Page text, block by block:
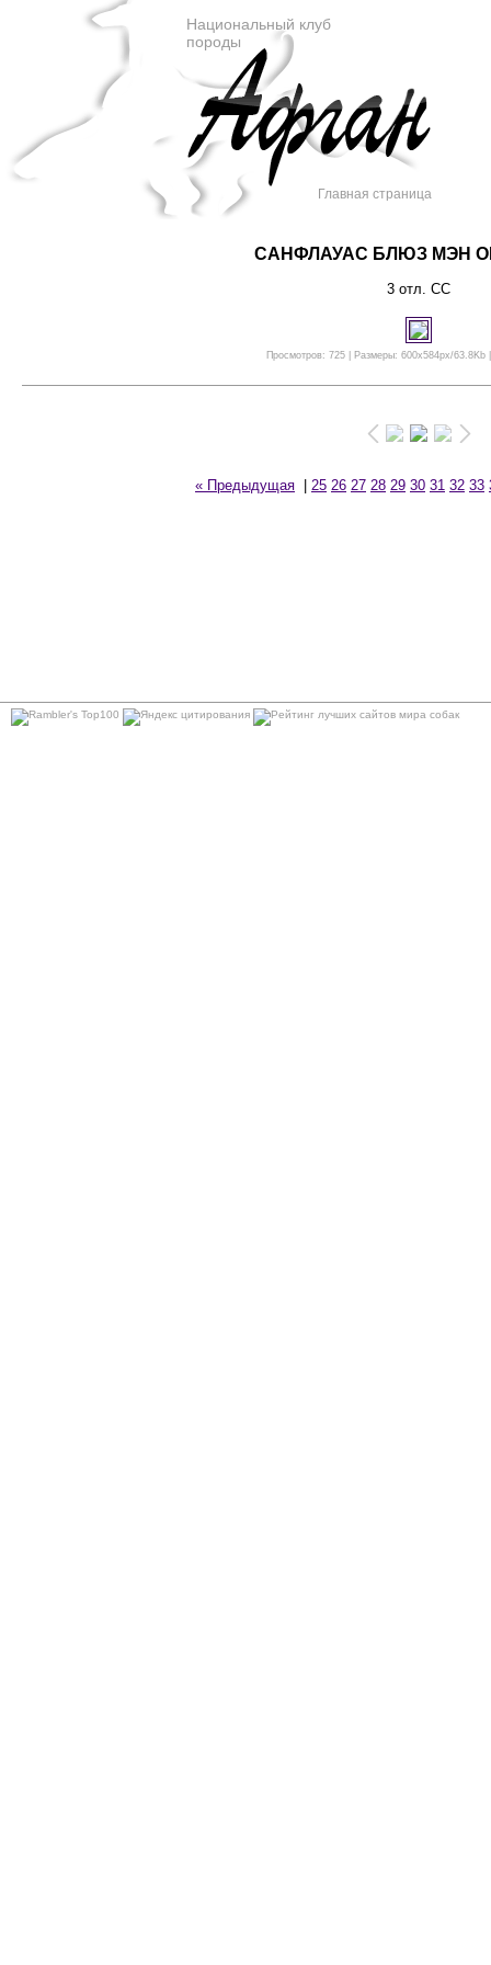
Национальный клуб
породы
Главная страница
САНФЛАУАС БЛЮЗ МЭН
3 отл. СС
Просмотров: 725 | Размеры: 600x584px/63.8Kb
« Предыдущая 25 26 27 28 29 30 31 32 33